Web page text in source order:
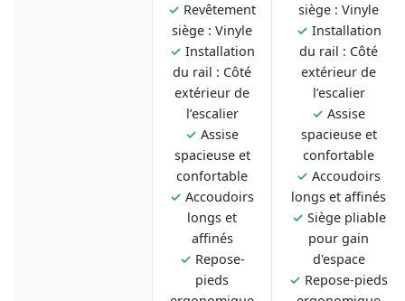
✓ Revêtement
siège : Vinyle
✓ Installation
du rail : Côté
extérieur de
l’escalier
✓ Assise
spacieuse et
confortable
✓ Accoudoirs
longs et
affinés
✓ Repose-
pieds
siège : Vinyle
✓ Installation
du rail : Côté
extérieur de
l’escalier
✓ Assise
spacieuse et
confortable
✓ Accoudoirs
longs et affinés
✓ Siège pliable
pour gain
d'espace
✓ Repose-pieds